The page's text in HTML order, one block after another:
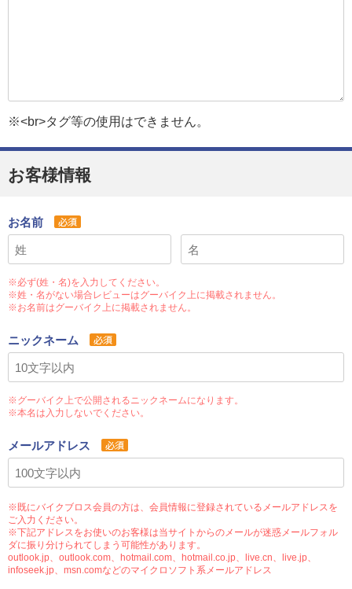
※<br>タグ等の使用はできません。
お客様情報
お名前
※必ず(姓・名)を入力してください。
※姓・名がない場合レビューはグーバイク上に掲載されません。
※お名前はグーバイク上に掲載されません。
ニックネーム
※グーバイク上で公開されるニックネームになります。
※本名は入力しないでください。
メールアドレス
※既にバイクブロス会員の方は、会員情報に登録されているメールアドレスを
ご入力ください。
※下記アドレスをお使いのお客様は当サイトからのメールが迷惑メールフォル
ダに振り分けられてしまう可能性があります。
outlook.jp、outlook.com、hotmail.com、hotmail.co.jp、live.cn、live.jp、
infoseek.jp、msn.comなどのマイクロソフト系メールアドレス